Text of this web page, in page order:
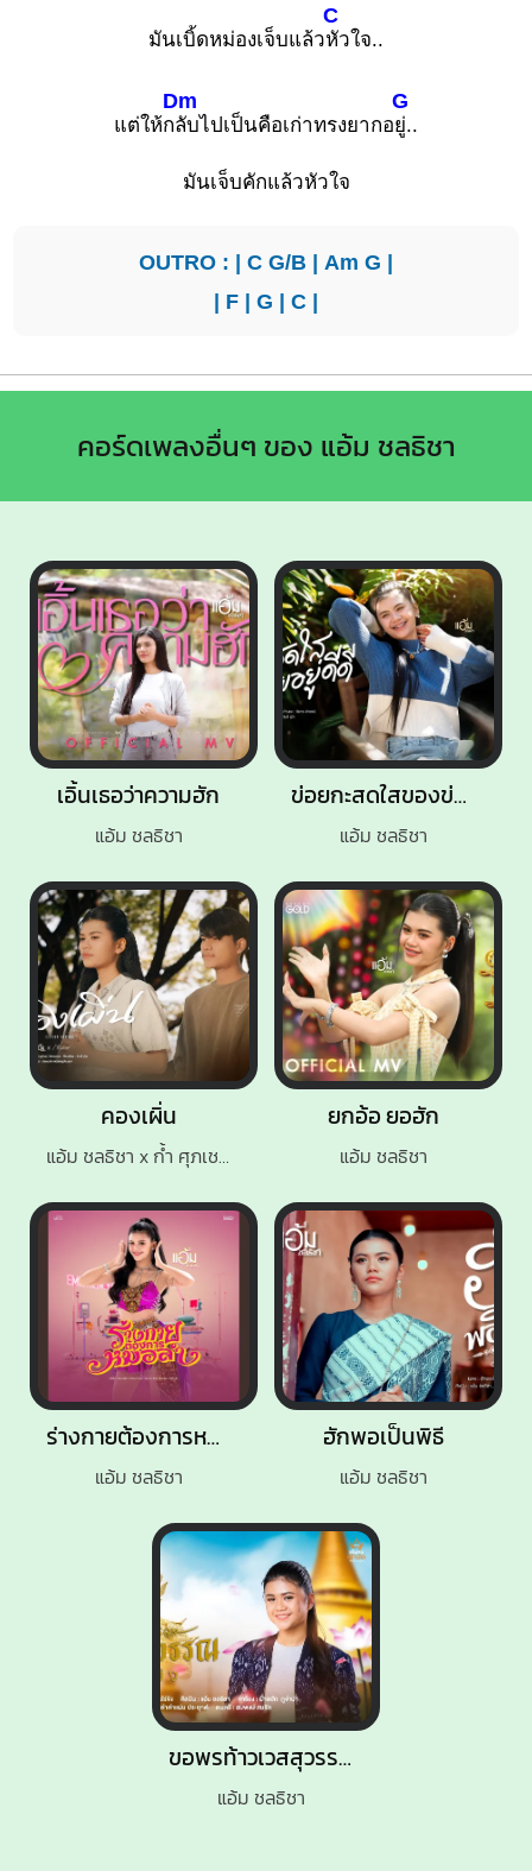
มันเบิ้ดหม่องเจ็บแล้ว
C
หัวใจ..
แต่ให้ก
Dm
ลับไปเป็นคือเก่าทรงยากอ
G
ยู่..
มันเจ็บคักแล้วหัวใจ
OUTRO : | C G/B | Am G |
| F | G | C |
คอร์ดเพลงอื่นๆ ของ แอ้ม ชลธิชา
ขอพรท้าวเวสสุวรรณวัดไร่ขิง
แอ้ม ชลธิชา
เอิ้นเธอว่าความฮัก
แอ้ม ชลธิชา
คองเผิ่น
แอ้ม ชลธิชา x ก้ำ ศุภเชษฐ์
ยกอ้อ ยอฮัก
แอ้ม ชลธิชา
ฮักพอเป็นพิธี
แอ้ม ชลธิชา
ข่อยกะสดใสของข่อยดีดี
แอ้ม ชลธิชา
ร่างกายต้องการหมอลำ
แอ้ม ชลธิชา